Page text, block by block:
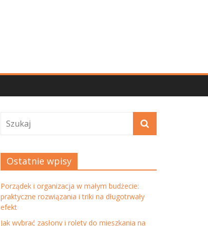
Ostatnie wpisy
Porządek i organizacja w małym budżecie:
praktyczne rozwiązania i triki na długotrwały
efekt
Jak wybrać zasłony i rolety do mieszkania na